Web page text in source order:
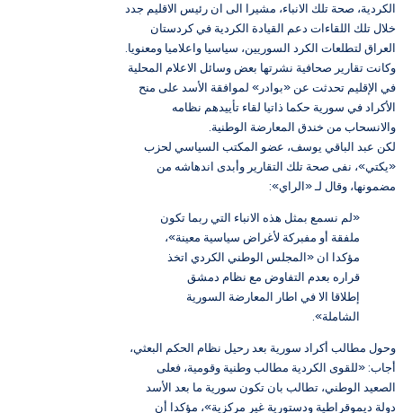
الكردية، صحة تلك الانباء، مشيرا الى ان رئيس الاقليم جدد
خلال تلك اللقاءات دعم القيادة الكردية في كردستان
العراق لتطلعات الكرد السوريين، سياسيا واعلاميا ومعنويا.
وكانت تقارير صحافية نشرتها بعض وسائل الاعلام المحلية
في الإقليم تحدثت عن «بوادر» لموافقة الأسد على منح
الأكراد في سورية حكما ذاتيا لقاء تأييدهم نظامه
والانسحاب من خندق المعارضة الوطنية.
لكن عبد الباقي يوسف، عضو المكتب السياسي لحزب
«يكتي»، نفى صحة تلك التقارير وأبدى اندهاشه من
مضمونها، وقال لـ «الراي»:
«لم نسمع بمثل هذه الانباء التي ربما تكون
ملفقة أو مفبركة لأغراض سياسية معينة»،
مؤكدا ان «المجلس الوطني الكردي اتخذ
قراره بعدم التفاوض مع نظام دمشق
إطلاقا الا في اطار المعارضة السورية
الشاملة».
وحول مطالب أكراد سورية بعد رحيل نظام الحكم البعثي،
أجاب: «للقوى الكردية مطالب وطنية وقومية، فعلى
الصعيد الوطني، تطالب بان تكون سورية ما بعد الأسد
دولة ديموقراطية ودستورية غير مركزية»، مؤكدا أن